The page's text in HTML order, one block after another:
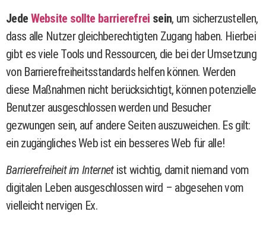
Jede Website sollte barrierefrei sein, um sicherzustellen,
dass alle Nutzer gleichberechtigten Zugang haben. Hierbei
gibt es viele Tools und Ressourcen, die bei der Umsetzung
von Barrierefreiheitsstandards helfen können. Werden
diese Maßnahmen nicht berücksichtigt, können potenzielle
Benutzer ausgeschlossen werden und Besucher
gezwungen sein, auf andere Seiten auszuweichen. Es gilt:
ein zugängliches Web ist ein besseres Web für alle!
Barrierefreiheit im Internetist wichtig, damit niemand vom
digitalen Leben ausgeschlossen wird – abgesehen vom
vielleicht nervigen Ex.